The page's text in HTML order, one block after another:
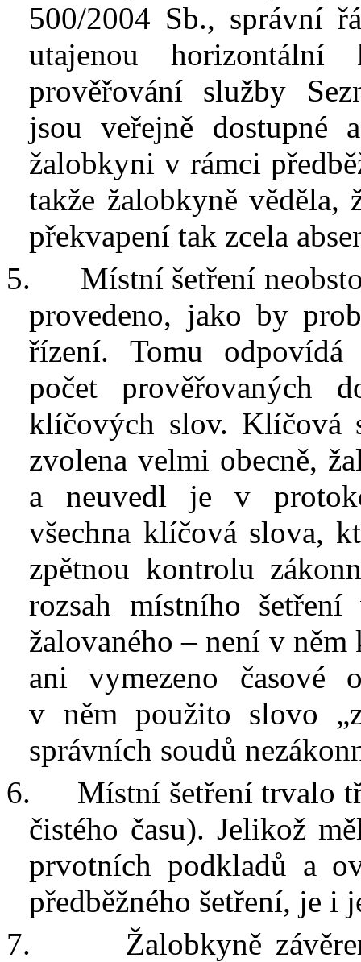
500/2004 Sb., správní
utajenou
prověřování služby
jsou veřejně dostupné
žalobkyni v rámci
takže žalobkyně věděla,
překvapení tak zcela
5.
Místní šetření
provedeno, jako by
řízení. Tomu odpovídá
počet prověřovaných
klíčových slov. Klíčová
zvolena velmi obecně,
a neuvedl je v
všechna klíčová slova,
zpětnou kontrolu
rozsah místního
žalovaného – není v něm
ani vymezeno časové
v něm použito slovo
správních soudů
6.
Místní šetření trvalo
čistého času). Jelikož
prvotních podkladů a
předběžného šetření, je i
7.
Žalobkyně